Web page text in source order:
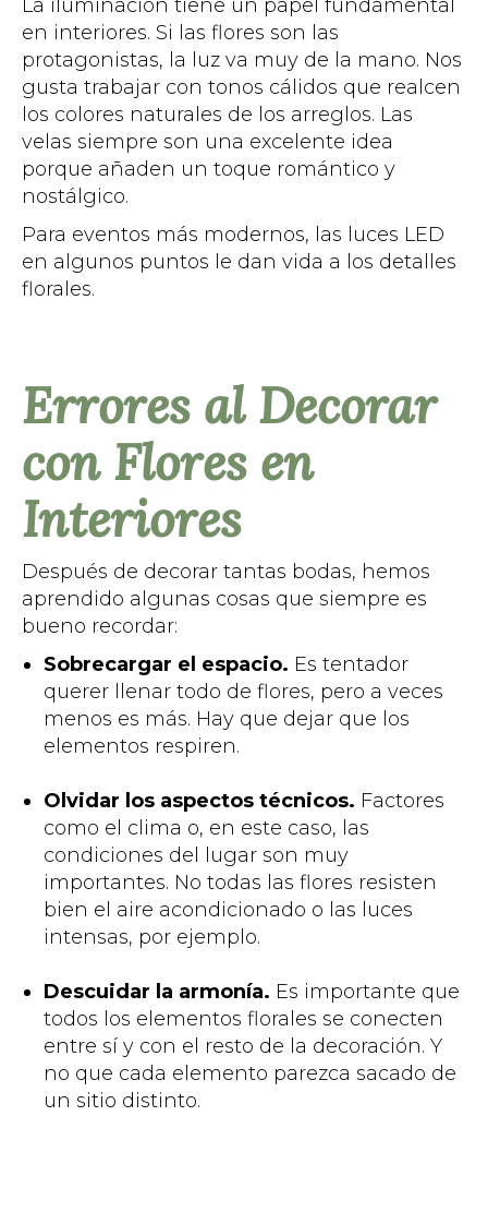
La iluminación tiene un papel fundamental
en interiores. Si las flores son las
protagonistas, la luz va muy de la mano. Nos
gusta trabajar con tonos cálidos que realcen
los colores naturales de los arreglos. Las
velas siempre son una excelente idea
porque añaden un toque romántico y
nostálgico.
Para eventos más modernos, las luces LED
en algunos puntos le dan vida a los detalles
florales.
Errores al Decorar
con Flores en
Interiores
Después de decorar tantas bodas, hemos
aprendido algunas cosas que siempre es
bueno recordar:
Sobrecargar el espacio. Es tentador
querer llenar todo de flores, pero a veces
menos es más. Hay que dejar que los
elementos respiren.
Olvidar los aspectos técnicos. Factores
como el clima o, en este caso, las
condiciones del lugar son muy
importantes. No todas las flores resisten
bien el aire acondicionado o las luces
intensas, por ejemplo.
Descuidar la armonía. Es importante que
todos los elementos florales se conecten
entre sí y con el resto de la decoración. Y
no que cada elemento parezca sacado de
un sitio distinto.